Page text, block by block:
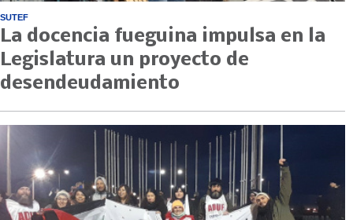
SUTEF
La docencia fueguina impulsa en la
Legislatura un proyecto de
desendeudamiento